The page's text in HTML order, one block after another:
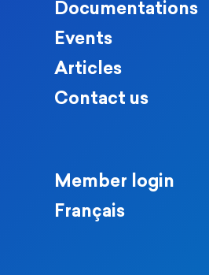
Documentations
Events
Articles
Contact us
Member login
Français